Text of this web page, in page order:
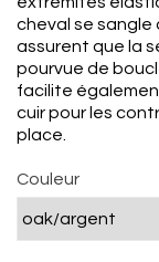
cheval se sangle
assurent que la
pourvue de
facilite
cuir pour les
place.
Couleur